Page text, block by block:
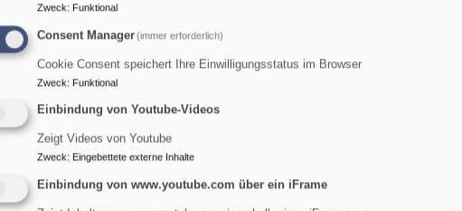
Wir für Sie Kirchenvorstand
Zweck: Funktional
Consent Manager(immer erforderlich)
Cookie Consent speichert Ihre Einwilligungsstatus im Browser
Zweck: Funktional
Einbindung von Youtube-Videos
Zeigt Videos von Youtube
Zweck: Eingebettete externe Inhalte
Einbindung von www.youtube.com über ein iFrame